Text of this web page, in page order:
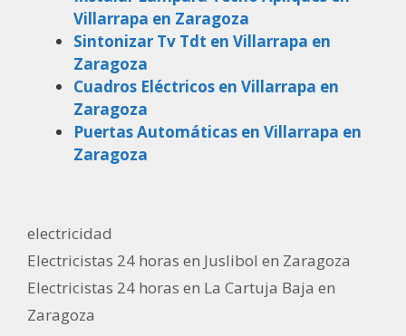
Villarrapa en Zaragoza
Sintonizar Tv Tdt en Villarrapa en
Zaragoza
Cuadros Eléctricos en Villarrapa en
Zaragoza
Puertas Automáticas en Villarrapa en
Zaragoza
Categorías
electricidad
Electricistas 24 horas en Juslibol en Zaragoza
Electricistas 24 horas en La Cartuja Baja en
Zaragoza